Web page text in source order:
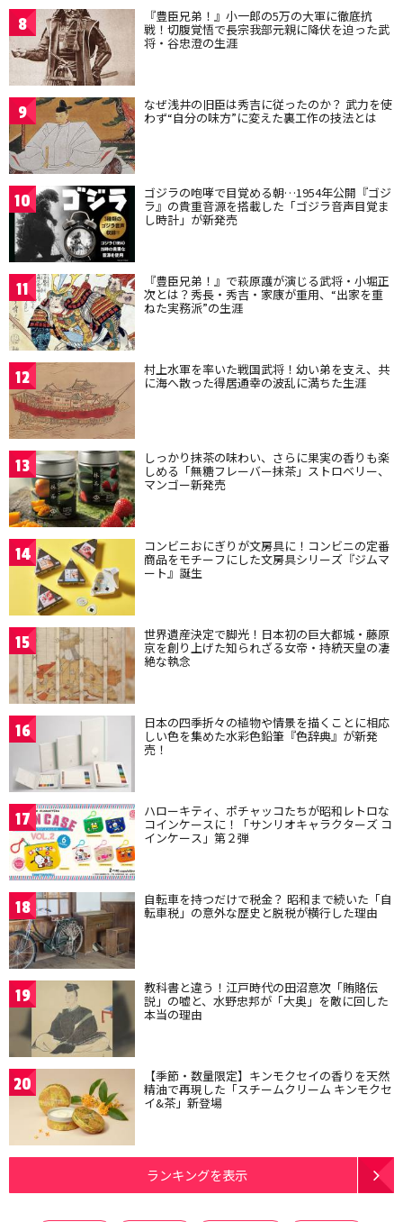
8 『豊臣兄弟！』小一郎の5万の大軍に徹底抗
戦！切腹覚悟で長宗我部元親に降伏を迫った武
将・谷忠澄の生涯
9 なぜ浅井の旧臣は秀吉に従ったのか？ 武力を使
わず“自分の味方”に変えた裏工作の技法とは
10 ゴジラの咆哮で目覚める朝…1954年公開『ゴジ
ラ』の貴重音源を搭載した「ゴジラ音声目覚ま
し時計」が新発売
11 『豊臣兄弟！』で萩原護が演じる武将・小堀正
次とは？秀長・秀吉・家康が重用、“出家を重
ねた実務派”の生涯
12 村上水軍を率いた戦国武将！幼い弟を支え、共
に海へ散った得居通幸の波乱に満ちた生涯
13 しっかり抹茶の味わい、さらに果実の香りも楽
しめる「無糖フレーバー抹茶」ストロベリー、
マンゴー新発売
14 コンビニおにぎりが文房具に！コンビニの定番
商品をモチーフにした文房具シリーズ『ジムマ
ート』誕生
15 世界遺産決定で脚光！日本初の巨大都城・藤原
京を創り上げた知られざる女帝・持統天皇の凄
絶な執念
16 日本の四季折々の植物や情景を描くことに相応
しい色を集めた水彩色鉛筆『色辞典』が新発
売！
17 ハローキティ、ポチャッコたちが昭和レトロな
コインケースに！「サンリオキャラクターズ コ
インケース」第２弾
18 自転車を持つだけで税金？ 昭和まで続いた「自
転車税」の意外な歴史と脱税が横行した理由
19 教科書と違う！江戸時代の田沼意次「賄賂伝
説」の嘘と、水野忠邦が「大奥」を敵に回した
本当の理由
20 【季節・数量限定】キンモクセイの香りを天然
精油で再現した「スチームクリーム キンモクセ
イ&茶」新登場
ランキングを表示